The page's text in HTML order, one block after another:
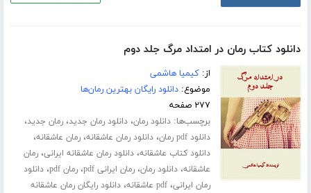
دانلود کتاب رمان در امتداد مرگ جلد دوم
از:کیمیا هاشمی
موضوع:دانلود رایگان بهترین رمان‌ها
۲۷۷ صفحه
برچسب‌ها:دانلود رمان،دانلود رمان جدید،رمان جدید،
دانلود pdf رمان ،دانلود رمان عاشقانه،رمان عاشقانه،
دانلود کتاب عاشقانه،دانلود رمان عاشقانه ایرانی،رمان
عاشقانه،دانلود رمان،رمان ایرانی pdf ،رمان pdf ،دانلود
رمان ایرانی،pdf عاشقانه ،دانلود رایگان رمان عاشقانه